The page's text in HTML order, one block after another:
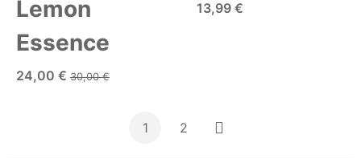
Lemon
Essence
24,00 € 30,00 €
13,99 €
1 2
Siguiente